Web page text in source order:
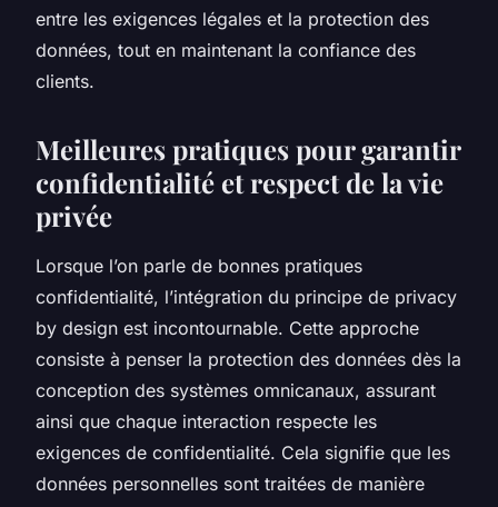
entre les exigences légales et la protection des
données, tout en maintenant la confiance des
clients.
Meilleures pratiques pour garantir
confidentialité et respect de la vie
privée
Lorsque l’on parle de bonnes pratiques
confidentialité, l’intégration du principe de privacy
by design est incontournable. Cette approche
consiste à penser la protection des données dès la
conception des systèmes omnicanaux, assurant
ainsi que chaque interaction respecte les
exigences de confidentialité. Cela signifie que les
données personnelles sont traitées de manière